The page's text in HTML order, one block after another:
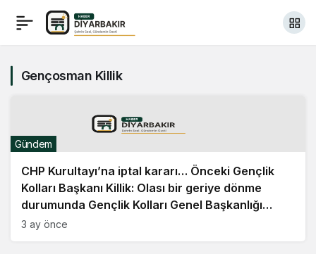
Gençosman Killik
CHP Kurultayı’na iptal kararı… Önceki Gençlik
Kolları Başkanı Killik: Olası bir geriye dönme
durumunda Gençlik Kolları Genel Başkanlığı
görevini kabul etmiyorum
Gündem
3 ay önce